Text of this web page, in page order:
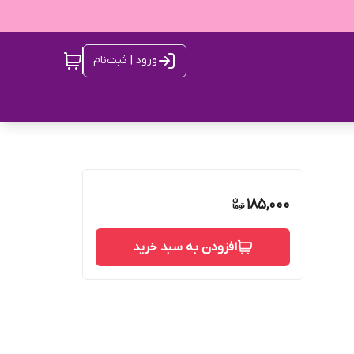
ورود | ثبت‌نام
185,000
افزودن به سبد خرید